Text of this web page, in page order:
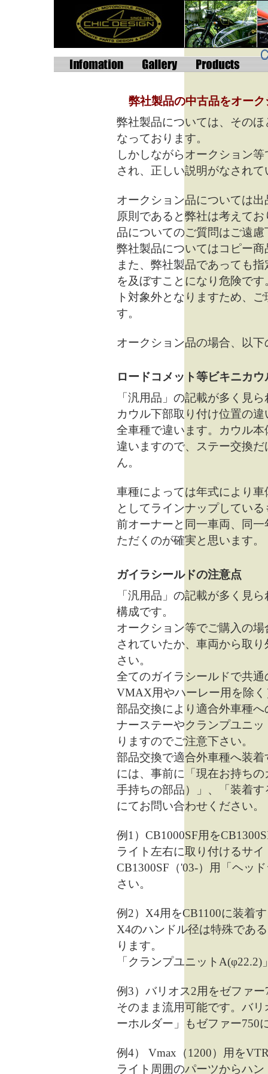
弊社製品の中古品をオー
弊社製品については、その
なっております。
しかしながらオークション
され、正しい説明がなされ
オークション品については
原則であると弊社は考えて
品についてのご質問はご遠
弊社製品についてはコピー
また、弊社製品であっても
を及ぼすことになり危険で
ト対象外となりますため、
す。
オークション品の場合、以
ロードコメット等ビキニカ
「汎用品」の記載が多く見
カウル下部取り付け位置の
全車種で違います。カウル
違いますので、ステー交換
ん。
車種によっては年式により
としてラインナップしてい
前オーナーと同一車両、同
ただくのが確実と思います。
ガイラシールドの注意点
「汎用品」の記載が多く見
構成です。
オークション等でご購入の
されていたか、車両から取
さい。
全てのガイラシールドで共
VMAX用やハーレー用を除く
部品交換により適合外車種
ナーステーやクランプユニ
りますのでご注意下さい。
部品交換で適合外車種へ装
には、事前に「現在お持ち
手持ちの部品）」、「装着
にてお問い合わせください。
例1）CB1000SF用を
ライト左右に取り付けるサ
CB1300SF（'03-）用「ヘッ
さい。
例2）X4用をCB1100に装着
X4のハンドル径は特殊であ
ります。
「クランプユニット
例3）バリオス2用をゼファ
そのまま流用可能です。バ
ーホルダー」もゼファー750
例4） Vmax（1200）用を
ライト周囲のパーツからハ